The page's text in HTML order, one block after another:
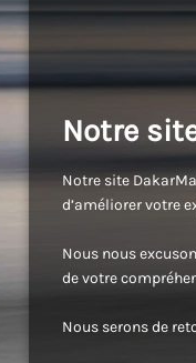
Notre
Notre site
d’améliorer votre
Nous nous
de votre
Nous serons de